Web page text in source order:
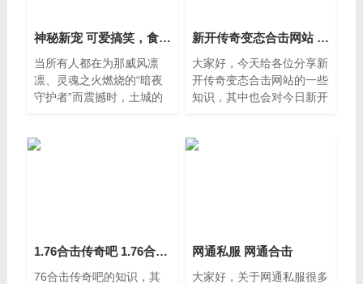
神秘新宠 可爱搞笑，食冰花妖让人心情大好！
当所有人都在为那威风凛
凛、灵魂之火燃烧的“暗夜
守护者”而震撼时，土城的
日天门药铺后院的冰窖深处
新开传奇变态合击网站 今日新开手游传奇网站
大家好，今天给各位分享新
开传奇变态合击网站的一些
知识，其中也会对今日新开
巧解决你现在面临的问题，
1.76合击传奇吧 1.76合击版本
76合击传奇吧的知识，其
网通私服 网通合击
大家好，关于网通私服很多